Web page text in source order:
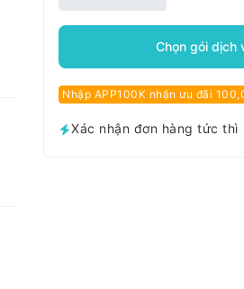
Chọn gói dịch
Nhập APP100K nhận ưu đãi
Xác nhận đơn hàng tức thì